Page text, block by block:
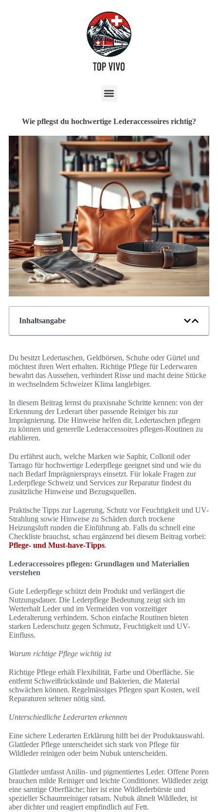
Wie pflegst du hochwertige Lederaccessoires richtig?
Inhaltsangabe
Du besitzt Ledertaschen, Geldbörsen, Schuhe oder Gürtel und
möchtest ihren Wert erhalten. Richtige Pflege für Lederwaren
bewahrt das Aussehen, verhindert Risse und macht deine Stücke
in wechselndem Schweizer Klima langlebiger.
In diesem Beitrag lernst du praxisnahe Schritte kennen: von der
Erkennung der Lederart über passende Reiniger bis zur
Imprägnierung. Die Hinweise helfen dir, Ledertaschen pflegen
zu können und generelle Lederaccessoires pflegen-Routinen zu
etablieren.
Du erfährst auch, welche Marken wie Saphir, Collonil oder
Tarrago für hochwertige Lederpflege geeignet sind und wie du
nach Bedarf Imprägniersprays einsetzt. Für lokale Fragen zur
Lederpflege Schweiz und Services zur Reparatur findest du
zusätzliche Hinweise und Bezugsquellen.
Praktische Tipps zur Lagerung, Schutz vor Feuchtigkeit und UV-
Strahlung sowie Hinweise zu Schäden durch trockene
Heizungsluft runden die Einführung ab. Falls du schnell eine
Checkliste brauchst, schau ergänzend bei diesem Beitrag vorbei:
Pflege- und Must-have-Tipps.
Lederaccessoires pflegen: Grundlagen und Materialien
verstehen
Gute Lederpflege schützt dein Produkt und verlängert die
Nutzungsdauer. Die Lederpflege Bedeutung zeigt sich im
Werterhalt Leder und im Vermeiden von vorzeitiger
Lederalterung verhindern. Schon einfache Routinen bieten
starken Lederschutz gegen Schmutz, Feuchtigkeit und UV-
Einfluss.
Warum richtige Pflege wichtig ist
Richtige Pflege erhält Flexibilität, Farbe und Oberfläche. Sie
entfernt Schweißrückstände und Bakterien, die Material
schwächen können. Regelmässiges Pflegen spart Kosten, weil
Reparaturen seltener nötig sind.
Unterschiedliche Lederarten erkennen
Eine sichere Lederarten Erklärung hilft bei der Produktauswahl.
Glattleder Pflege unterscheidet sich stark von Pflege für
Wildleder reinigen oder beim Nubuk unterscheiden.
Glattleder umfasst Anilin- und pigmentiertes Leder. Offene Poren
brauchen milde Reiniger und leichte Conditioner. Wildleder zeigt
eine samtige Oberfläche; hier ist eine Wildlederbürste und
spezieller Schaumreiniger ratsam. Nubuk ähnelt Wildleder, ist
aber dichter und reagiert empfindlich auf Fett.